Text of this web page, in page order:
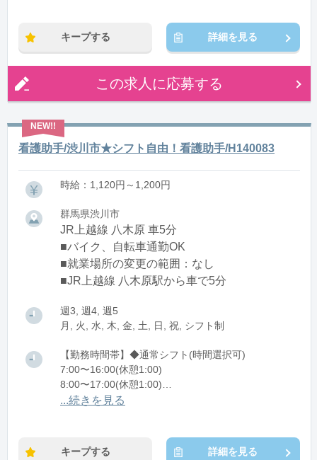
キープする 詳細を見る
この求人に応募する
看護助手/渋川市★シフト自由！看護助手/H140083
時給：1,120円～1,200円
群馬県渋川市
JR上越線 八木原 車5分
■バイク、自転車通勤OK
■就業場所の変更の範囲：なし
■JR上越線 八木原駅から車で5分
週3, 週4, 週5
月, 火, 水, 木, 金, 土, 日, 祝, シフト制
【勤務時間帯】◆通常シフト(時間選択可)
7:00〜16:00(休憩1:00)
8:00〜17:00(休憩1:00)
12:00〜21:00(休憩1:00)
...続きを見る
キープする 詳細を見る